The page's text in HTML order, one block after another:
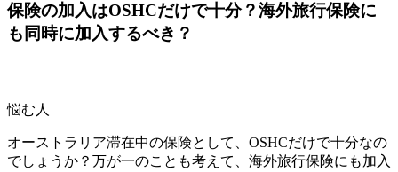
保険の加入はOSHCだけで十分？海外旅行保険に
も同時に加入するべき？
悩む人
オーストラリア滞在中の保険として、OSHCだけで十分なの
でしょうか？万が一のことも考えて、海外旅行保険にも加入